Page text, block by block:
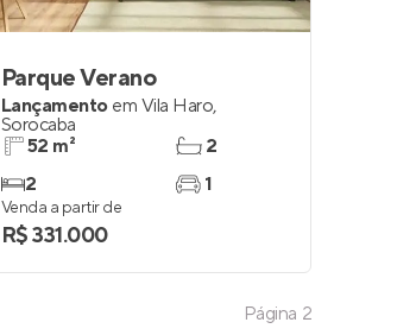
Página 2
Parque Verano
Lançamento em Vila Haro,
Sorocaba
52 m²
2
2
1
Venda a partir de
R$ 331.000